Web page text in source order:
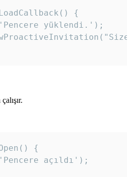
{
yüklendi.');
{
açıldı');